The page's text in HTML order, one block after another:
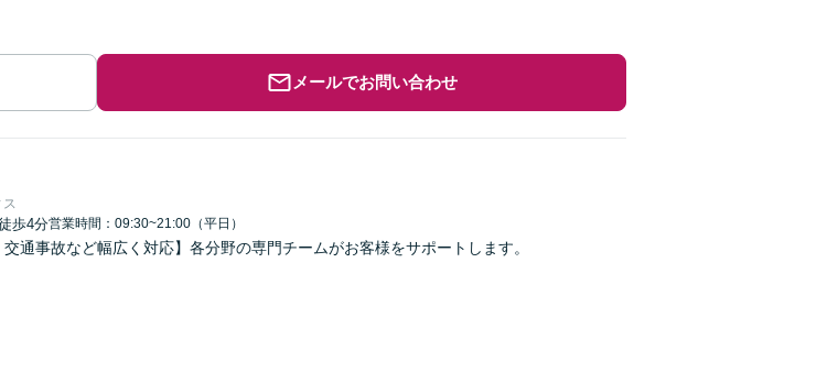
メールでお問い合わせ
歩4分営業時間：09:30~21:00（平日）
交通事故など幅広く対応】各分野の専門チームがお客様をサポートします。